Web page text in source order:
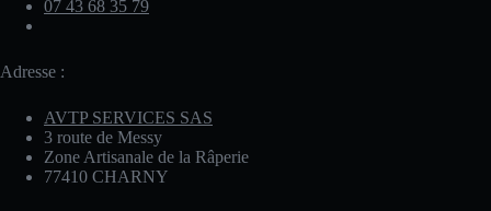
07 43 68 35 79
Adresse :
AVTP SERVICES SAS
3 route de Messy
Zone Artisanale de la Râperie
77410 CHARNY